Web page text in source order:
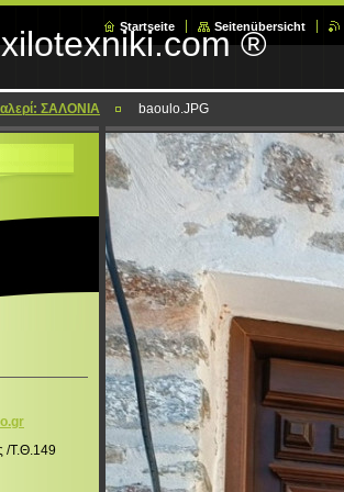
®
Startseite Seitenübersicht
ΣΑΛΟΝΙΑ baoulo.JPG
r
/Τ.Θ.149